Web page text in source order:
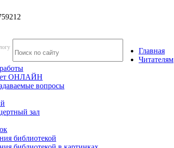
Главная
Читателям
ОНЛАЙН
вопросы
зал
библиотекой